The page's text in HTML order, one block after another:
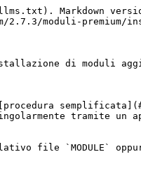
Markdown
moduli-premium/
l'installazione di
tramite un
file `MODULE` oppure